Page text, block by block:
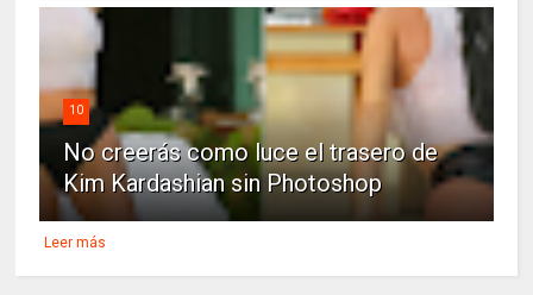
10
No creerás como luce el trasero de
Kim Kardashian sin Photoshop
Leer más